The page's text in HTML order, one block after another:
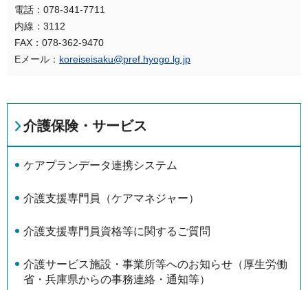
電話：078-341-7711
内線：3112
FAX：078-362-9470
Eメール： koreiseisaku@pref.hyogo.lg.jp
介護保険・サービス
ケアプランデータ連携システム
介護支援専門員（ケアマネジャー）
介護支援専門員資格等に関するご質問
介護サービス施設・事業所等へのお知らせ（厚生労働
省・兵庫県からの事務連絡・通知等）